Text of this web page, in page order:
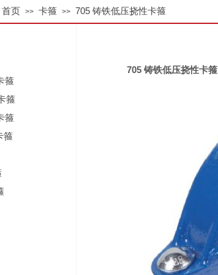
首页 >> 卡箍 >> 705 铸铁低压挠性卡箍
705 铸铁低压挠性卡箍
箍
箍
箍
箍